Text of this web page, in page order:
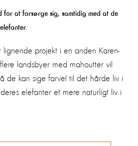
for at forsørge sig, samtidig med at de
projekt i en anden Karen-
landsbyer med mahoutter vil
de kan sige farvel til det hårde liv i
elefanter et mere naturligt liv i